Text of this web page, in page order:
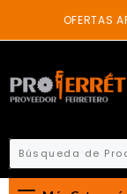
content
OFERTAS